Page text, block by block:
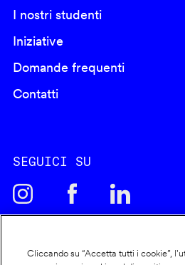
I nostri studenti
Iniziative
Domande frequenti
Contatti
SEGUICI SU
Cliccando su “Accetta tutti i cookie”,